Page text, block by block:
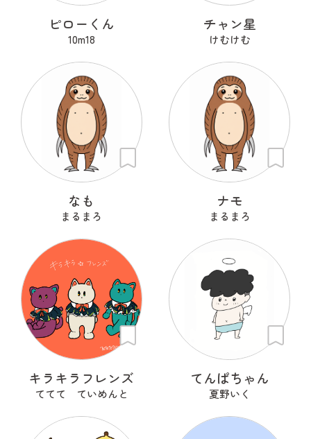
ピローくん
10m18
チャン星
けむけむ
なも
まるまろ
ナモ
まるまろ
キラキラフレンズ
ててて ていめんと
てんぱちゃん
夏野いく